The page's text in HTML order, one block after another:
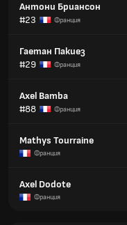
Антони Бриансон
#23
Франция
Гаетан Пакиез
#29
Франция
Axel Bamba
#88
Франция
Mathys Tourraine
Франция
Axel Dodote
Франция